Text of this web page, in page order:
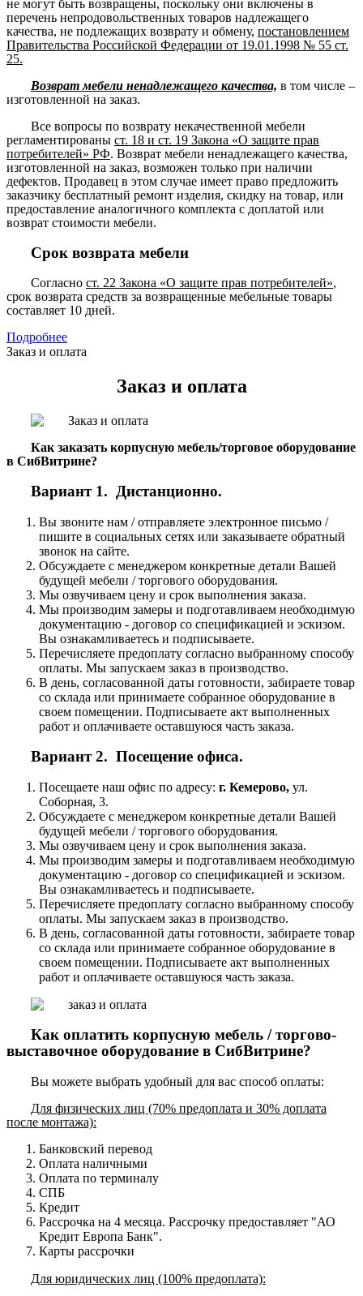
не могут быть возвращены, поскольку они включены в
перечень непродовольственных товаров надлежащего
качества, не подлежащих возврату и обмену, постановлением
Правительства Российской Федерации от 19.01.1998 № 55 ст.
25.
Возврат мебели ненадлежащего качества, в том числе –
изготовленной на заказ.
Все вопросы по возврату некачественной мебели
регламентированы ст. 18 и ст. 19 Закона «О защите прав
потребителей» РФ. Возврат мебели ненадлежащего качества,
изготовленной на заказ, возможен только при наличии
дефектов. Продавец в этом случае имеет право предложить
заказчику бесплатный ремонт изделия, скидку на товар, или
предоставление аналогичного комплекта с доплатой или
возврат стоимости мебели.
Срок возврата мебели
Согласно ст. 22 Закона «О защите прав потребителей»,
срок возврата средств за возвращенные мебельные товары
составляет 10 дней.
Подробнее
Заказ и оплата
Заказ и оплата
Как заказать корпусную мебель/торговое оборудование
в СибВитрине?
Вариант 1. Дистанционно.
Вы звоните нам / отправляете электронное письмо /
пишите в социальных сетях или заказываете обратный
звонок на сайте.
Обсуждаете с менеджером конкретные детали Вашей
будущей мебели / торгового оборудования.
Мы озвучиваем цену и срок выполнения заказа.
Мы производим замеры и подготавливаем необходимую
документацию - договор со спецификацией и эскизом.
Вы ознакамливаетесь и подписываете.
Перечисляете предоплату согласно выбранному способу
оплаты. Мы запускаем заказ в производство.
В день, согласованной даты готовности, забираете товар
со склада или принимаете собранное оборудование в
своем помещении. Подписываете акт выполненных
работ и оплачиваете оставшуюся часть заказа.
Вариант 2. Посещение офиса.
Посещаете наш офис по адресу: г. Кемерово, ул.
Соборная, 3.
Обсуждаете с менеджером конкретные детали Вашей
будущей мебели / торгового оборудования.
Мы озвучиваем цену и срок выполнения заказа.
Мы производим замеры и подготавливаем необходимую
документацию - договор со спецификацией и эскизом.
Вы ознакамливаетесь и подписываете.
Перечисляете предоплату согласно выбранному способу
оплаты. Мы запускаем заказ в производство.
В день, согласованной даты готовности, забираете товар
со склада или принимаете собранное оборудование в
своем помещении. Подписываете акт выполненных
работ и оплачиваете оставшуюся часть заказа.
Как оплатить корпусную мебель / торгово-
выставочное оборудование в СибВитрине?
Вы можете выбрать удобный для вас способ оплаты:
Для физических лиц (70% предоплата и 30% доплата
после монтажа):
Банковский перевод
Оплата наличными
Оплата по терминалу
СПБ
Кредит
Рассрочка на 4 месяца. Рассрочку предоставляет "АО
Кредит Европа Банк".
Карты рассрочки
Для юридических лиц (100% предоплата):